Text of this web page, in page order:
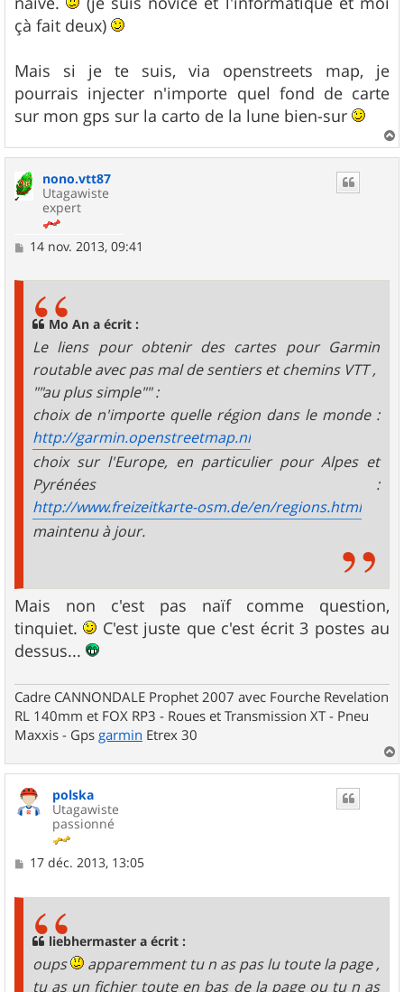
a
g
e
çà fait deux)
Mais si je te suis, via openstreets map, je
pourrais injecter n'importe quel fond de carte
sur mon gps sur la carto de la lune bien-sur
a
nono.vtt87
Utagawiste
expert
M14 nov. 2013, 09:41
Mo An a écrit :
Le liens pour obtenir des cartes pour Garmin
routable avec pas mal de sentiers et chemins VTT ,
""au plus simple"" :
choix de n'importe quelle région dans le monde :
http://garmin.openstreetmap.nl
choix sur l'Europe, en particulier pour Alpes et
Pyrénées :
http://www.freizeitkarte-osm.de/en/regions.html
maintenu à jour.
Mais non c'est pas naïf comme question,
tinquiet.
C'est juste que c'est écrit 3 postes au
dessus...
Cadre CANNONDALE Prophet 2007 avec Fourche Revelation
RL 140mm et FOX RP3 - Roues et Transmission XT - Pneu
Maxxis - Gps garmin Etrex 30
a
polska
Utagawiste
passionné
M17 déc. 2013, 13:05
liebhermaster a écrit :
oups
apparemment tu n as pas lu toute la page ,
tu as un fichier toute en bas de la page ou tu n as